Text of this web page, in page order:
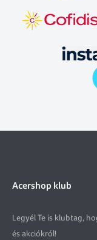
Acershop klub
Legyél Te is klubtag,
és akciókról!